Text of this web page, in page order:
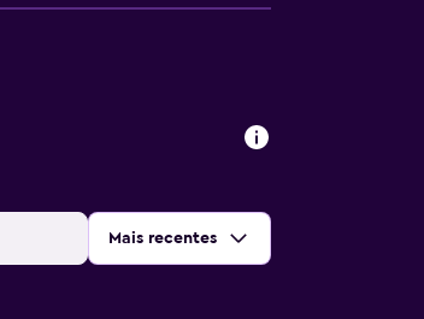
Ordenar por:
Mais recentes